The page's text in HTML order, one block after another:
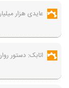
عایدی هزار
اتابک: دستور